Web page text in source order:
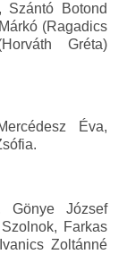
Szántó Botond
(Ragadics
Gréta)
Éva,
Gönye József
Farkas
Zoltánné